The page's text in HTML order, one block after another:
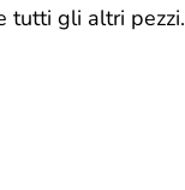
tutti gli altri pezzi.